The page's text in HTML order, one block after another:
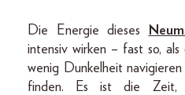
Die Energie dieses
intensiv wirken – fast so,
wenig Dunkelheit
finden. Es ist die Zeit,